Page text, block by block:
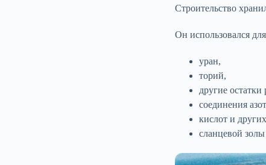
Строительство
Он использовался
уран,
торий,
другие
соединения
кислот и
сланцевой